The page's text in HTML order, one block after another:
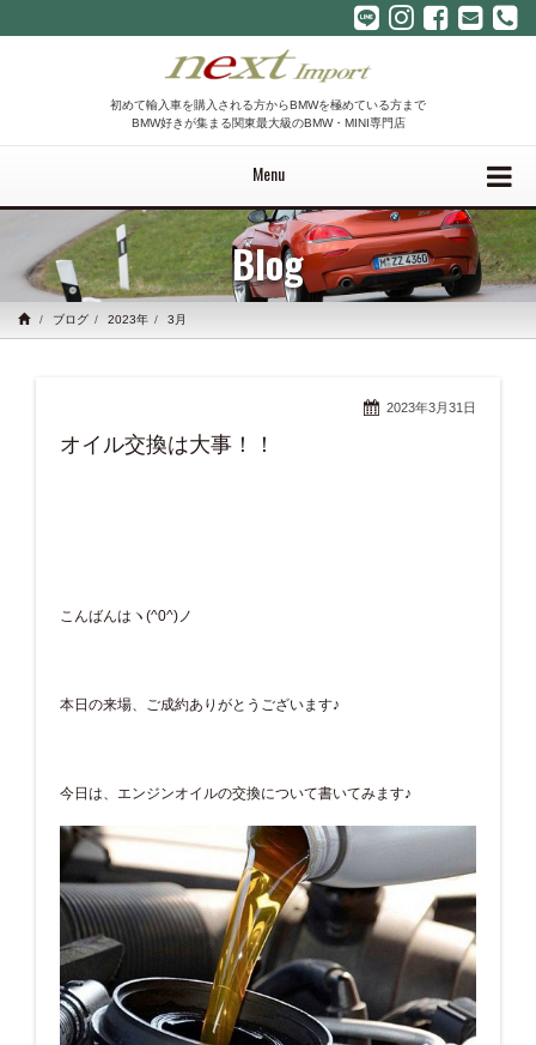
初めて輸入車を購入される方からBMWを極めている方まで
BMW好きが集まる関東最大級のBMW・MINI専門店
Menu
Blog
ブログ 2023年 3月
2023年3月31日
オイル交換は大事！！
こんばんはヽ(^0^)ノ
本日の来場、ご成約ありがとうございます♪
今日は、エンジンオイルの交換について書いてみます♪